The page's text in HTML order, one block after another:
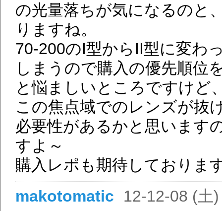
の光量落ちが気になるのと
りますね。
70-200のI型からII型に変わ
しまうので購入の優先順位
と悩ましいところですけど
この焦点域でのレンズが抜
必要性があるかと思います
すよ～
購入レポも期待しておりま
makotomatic
12-12-08 (土